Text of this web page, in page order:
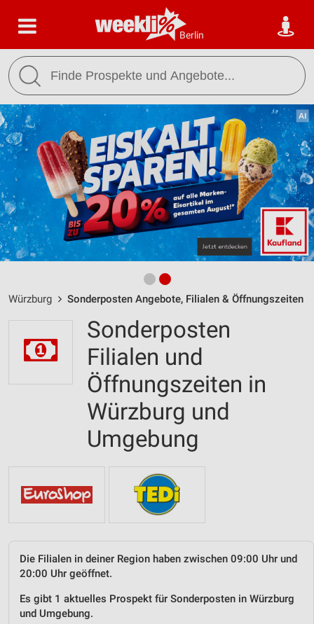
Berlin
Würzburg Sonderposten Angebote, Filialen & Öffnungszeiten
Sonderposten
Filialen und
Öffnungszeiten in
Würzburg und
Umgebung
Die Filialen in deiner Region haben zwischen 09:00 Uhr und
20:00 Uhr geöffnet.
Es gibt 1 aktuelles Prospekt für Sonderposten in Würzburg
und Umgebung.